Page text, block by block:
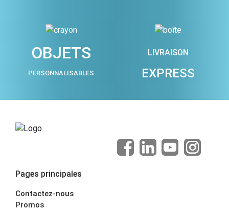
OBJETS
PERSONNALISABLES
LIVRAISON
EXPRESS
Pages principales
Contactez-nous
Promos